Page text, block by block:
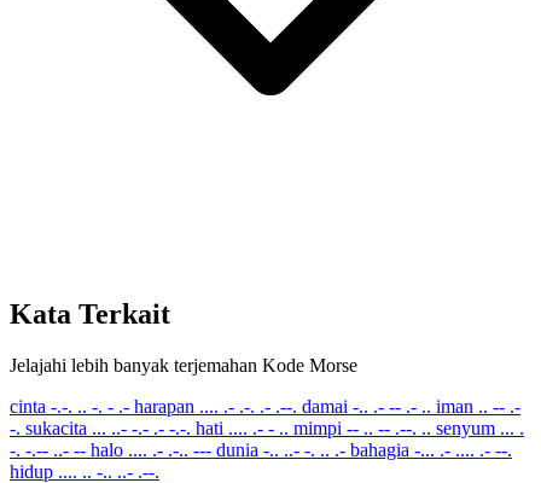
Kata Terkait
Jelajahi lebih banyak terjemahan Kode Morse
cinta -.-. .. -. - .- harapan .... .- .-. .- .--. damai -.. .- -- .- .. iman .. -- .-
-. sukacita ... ..- -.- .- -.-. hati .... .- - .. mimpi -- .. -- .--. .. senyum ... .
-. -.-- ..- -- halo .... .- .-.. --- dunia -.. ..- -. .. .- bahagia -... .- .... .- --.
hidup .... .. -.. ..- .--.